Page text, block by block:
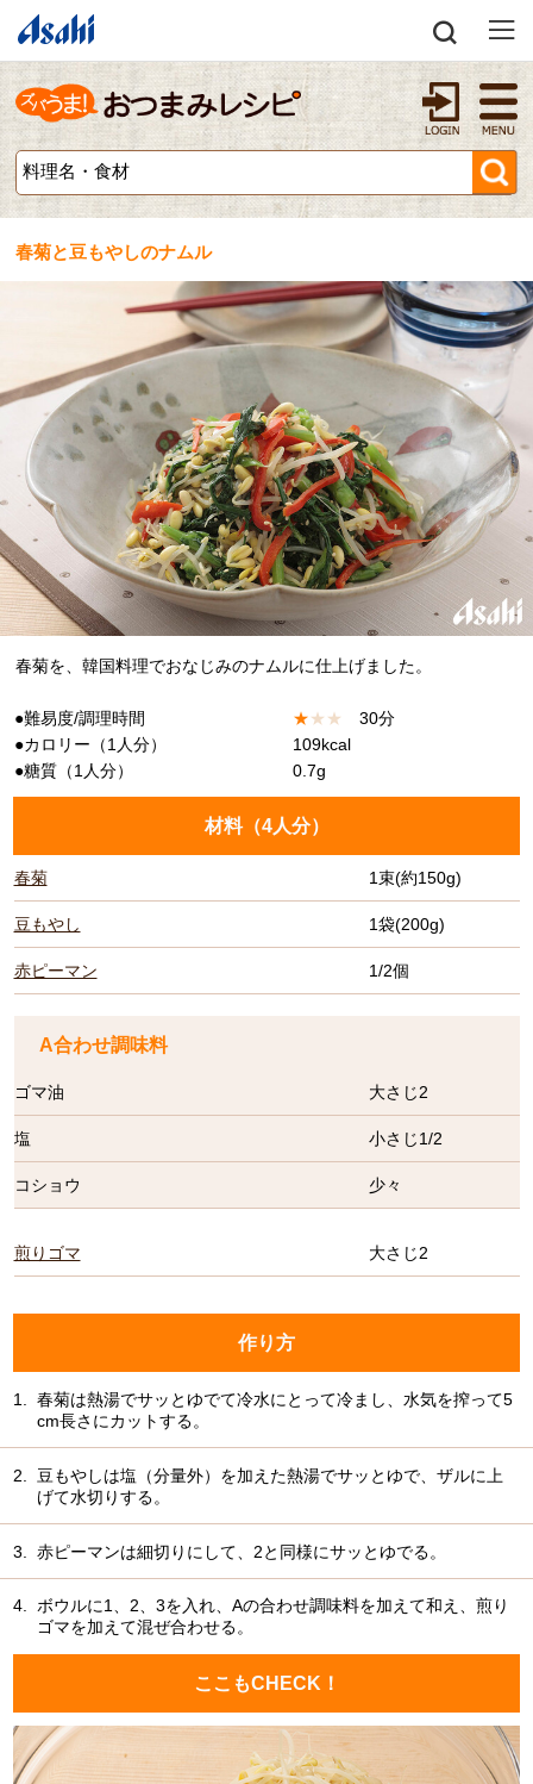
春菊と豆もやしのナムル
春菊を、韓国料理でおなじみのナムルに仕上げました。
●難易度/調理時間 ★★ ★
30分
●カロリー（1人分）
109kcal
●糖質（1人分）
0.7g
材料（4人分）
春菊 1束(約150g)
豆もやし 1袋(200g)
赤ピーマン 1/2個
A合わせ調味料
ゴマ油 大さじ2
塩 小さじ1/2
コショウ 少々
煎りゴマ 大さじ2
作り方
1.
春菊は熱湯でサッとゆでて冷水にとって冷まし、水気を搾って5
cm長さにカットする。
2.
豆もやしは塩（分量外）を加えた熱湯でサッとゆで、ザルに上
げて水切りする。
3. 赤ピーマンは細切りにして、2と同様にサッとゆでる。
4. ボウルに1、2、3を入れ、Aの合わせ調味料を加えて和え、煎り
ゴマを加えて混ぜ合わせる。
ここもCHECK！